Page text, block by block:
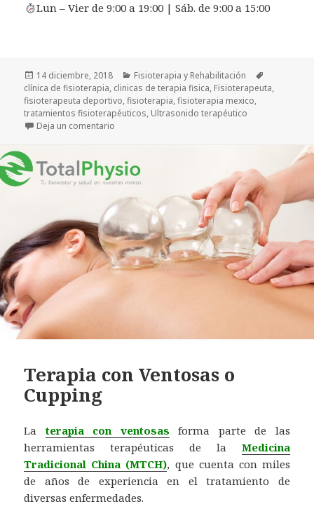
Lun – Vier de 9:00 a 19:00 | Sáb. de 9:00 a 15:00
Publicado
el
14 diciembre, 2018 Categorías
Fisioterapia y Rehabilitación
clínica de fisioterapia, clinicas de terapia fisica, Fisioterapeuta,
fisioterapeuta deportivo,fisioterapia,fisioterapia mexico,
tratamientos fisioterapéuticos, Ultrasonido terapéutico
Deja un comentario
Terapia con Ventosas o
Cupping
Laterapia con ventosasforma parte de las
herramientas terapéuticas de la Medicina
Tradicional China (MTCH), que cuenta con miles
de años de experiencia en el tratamiento de
diversas enfermedades.